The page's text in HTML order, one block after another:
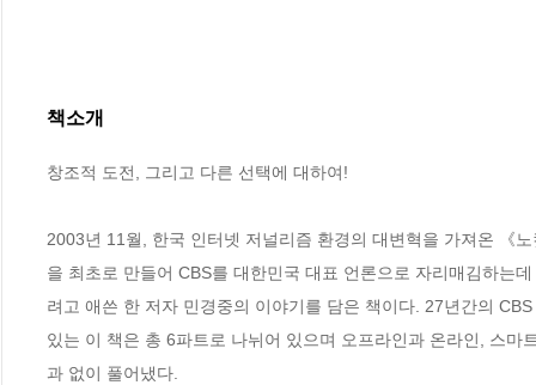
책소개
창조적 도전, 그리고 다른 선택에 대하여!
2003년 11월, 한국 인터넷 저널리즘 환경의 대변혁을 가져온 《
을 최초로 만들어 CBS를 대한민국 대표 언론으로 자리매김하는
려고 애쓴 한 저자 민경중의 이야기를 담은 책이다. 27년간의
있는 이 책은 총 6파트로 나뉘어 있으며 오프라인과 온라인, 스
과 없이 풀어냈다.